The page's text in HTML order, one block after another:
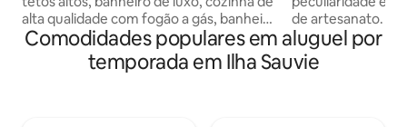
alta qualidade com fogão a gás, banheira
de hidromassagem, varanda frontal
coberta, carregador de veículos
elétricos e muito mais. Sala de estar com
de artesanato. Este lugar é um
verdadeiro
de imersão para
de mármore,
Comodidades populares em aluguel por
temporada em Ilha Sauvie